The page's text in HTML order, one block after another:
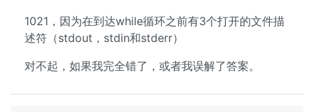
1021，因为在到达while循环之前有3个打开的文件描
述符（stdout，stdin和stderr）
对不起，如果我完全错了，或者我误解了答案。